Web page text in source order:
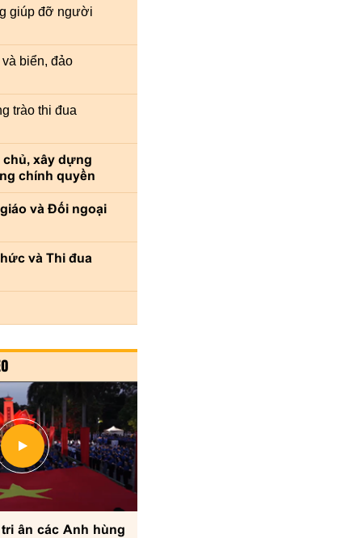
giúp đỡ người
biển, đảo
trào thi đua
chủ, xây dựng
chính quyền
và Đối ngoại
và Thi đua
ân các Anh hùng